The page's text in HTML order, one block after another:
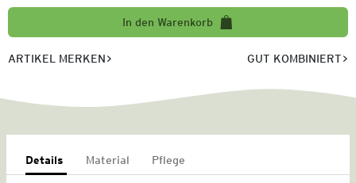
In den Warenkorb
ARTIKEL MERKEN GUT KOMBINIERT
Details Material Pflege